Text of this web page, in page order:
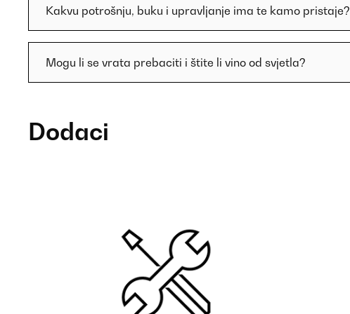
Kakvu potrošnju, buku i upravljanje ima te kamo pristaje?
Mogu li se vrata prebaciti i štite li vino od svjetla?
Dodaci